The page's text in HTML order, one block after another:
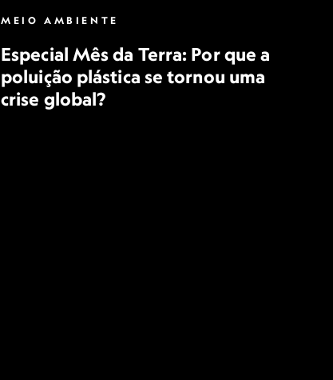
MEIO AMBIENTE
Especial Mês da Terra: Por que a
poluição plástica se tornou uma
crise global?